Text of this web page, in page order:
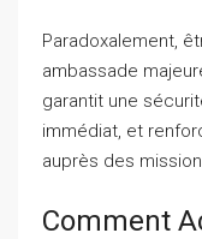
Paradoxalement,
ambassade
garantit une
immédiat, et
auprès des
Comment